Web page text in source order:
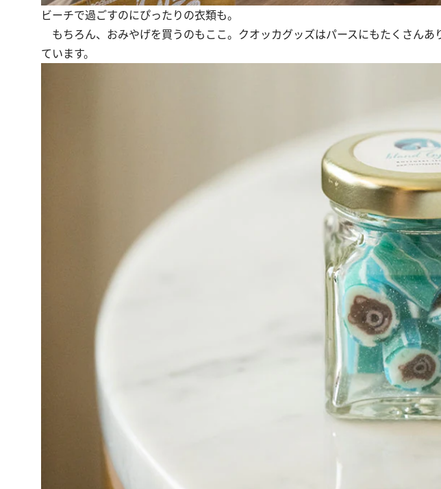
ビーチで過ごすのにぴったりの衣類も。
もちろん、おみやげを買うのもここ。クオッカグッズはパースにもたくさん
ています。